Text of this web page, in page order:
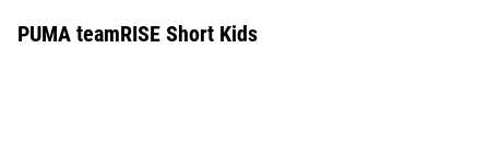
PUMA teamRISE Short Kids